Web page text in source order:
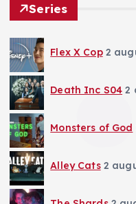
Series
Flex X Cop 2
Death Inc S04 2
Monsters of God
Alley Cats 2